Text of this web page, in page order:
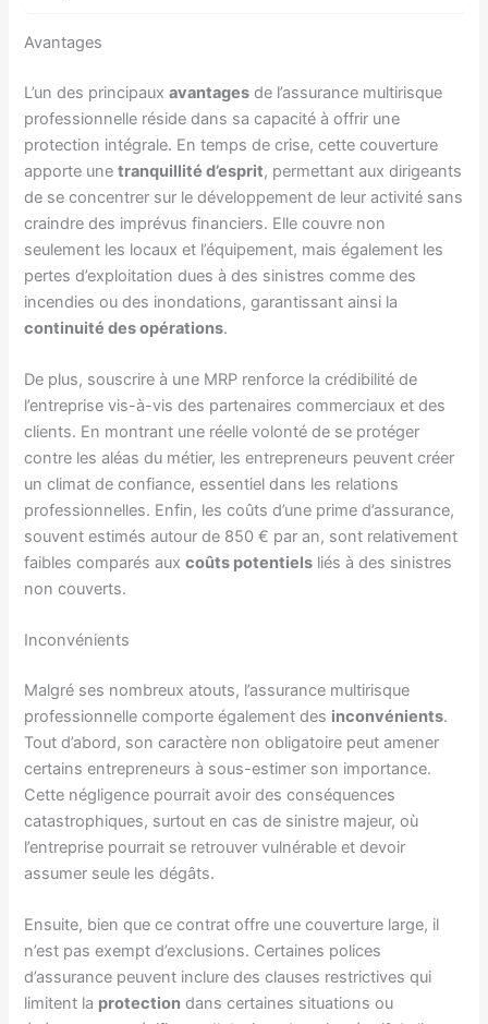
Avantages
L’un des principauxavantages de l’assurance multirisque
professionnelle réside dans sa capacité à offrir une
protection intégrale. En temps de crise, cette couverture
apporte unetranquillité d’esprit, permettant aux dirigeants
de se concentrer sur le développement de leur activité sans
craindre des imprévus financiers. Elle couvre non
seulement les locaux et l’équipement, mais également les
pertes d’exploitation dues à des sinistres comme des
incendies ou des inondations, garantissant ainsi la
continuité des opérations.
De plus, souscrire à une MRP renforce la crédibilité de
l’entreprise vis-à-vis des partenaires commerciaux et des
clients. En montrant une réelle volonté de se protéger
contre les aléas du métier, les entrepreneurs peuvent créer
un climat de confiance, essentiel dans les relations
professionnelles. Enfin, les coûts d’une prime d’assurance,
souvent estimés autour de 850 € par an, sont relativement
faibles comparés auxcoûts potentiels liés à des sinistres
non couverts.
Inconvénients
Malgré ses nombreux atouts, l’assurance multirisque
professionnelle comporte également des inconvénients.
Tout d’abord, son caractère non obligatoire peut amener
certains entrepreneurs à sous-estimer son importance.
Cette négligence pourrait avoir des conséquences
catastrophiques, surtout en cas de sinistre majeur, où
l’entreprise pourrait se retrouver vulnérable et devoir
assumer seule les dégâts.
Ensuite, bien que ce contrat offre une couverture large, il
n’est pas exempt d’exclusions. Certaines polices
d’assurance peuvent inclure des clauses restrictives qui
limitent la protection dans certaines situations ou